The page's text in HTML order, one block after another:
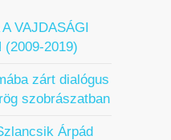
VAJDASÁGI
(2009-2019)
zárt dialógus
szobrászatban
Árpád